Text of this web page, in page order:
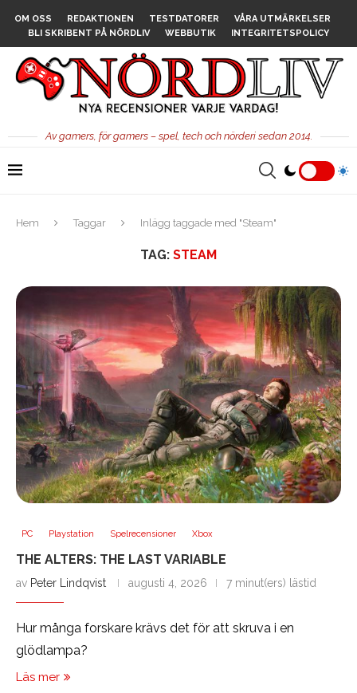
OM OSS REDAKTIONEN TESTDATORER
VÅRA UTMÄRKELSER
BLI SKRIBENT PÅ NÖRDLIV
WEBBUTIK INTEGRITETSPOLICY
Av gamers, för gamers – spel, tech och nörderi sedan 2014.
Hem Taggar Inlägg taggade med "Steam"
TAG: STEAM
PC Playstation Spelrecensioner Xbox
THE ALTERS: THE LAST VARIABLE
av Peter Lindqvist augusti 4, 2026 7 minut(ers) lästid
Hur många forskare krävs det för att skruva i en
glödlampa?
Läs mer